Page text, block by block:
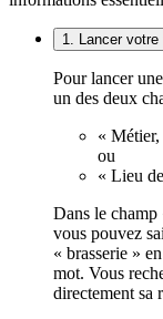
1. Lancer votre
Pour lancer
un des deux
«
ou
« Lieu
Dans le champ
vous pouvez
« brasserie »
mot. Vous
directement sa